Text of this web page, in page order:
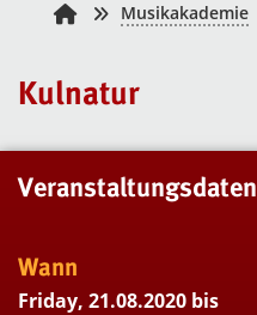
Musikakademie
Kulnatur
Veranstaltungsdaten
Wann
Friday, 21.08.2020 bis